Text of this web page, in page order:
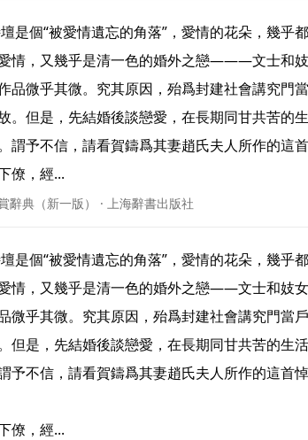
情，又幾乎是清一色的婚外之戀———文士和
品微乎其微。究其原因，殆爲封建社會講究門
。但是，先結婚後談戀愛，在長期同甘共苦的
謂予不信，請看賀鑄爲其妻趙氏夫人所作的這首
僚，經...
辭典（新一版） · 上海辭書出版社
情，又幾乎是清一色的婚外之戀——文士和妓
微乎其微。究其原因，殆爲封建社會講究門當
但是，先結婚後談戀愛，在長期同甘共苦的生
予不信，請看賀鑄爲其妻趙氏夫人所作的這首悼
僚，經...